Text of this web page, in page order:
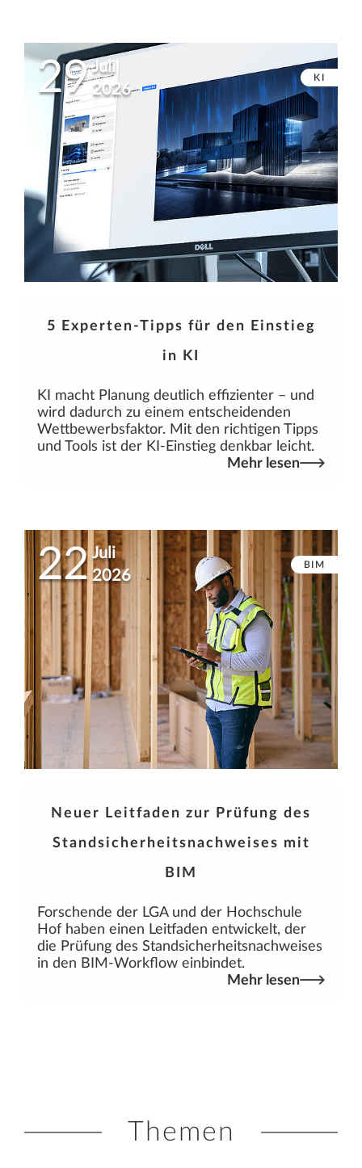
29 Juli
2026
KI
5 Experten-Tipps für den Einstieg
in KI
KI macht Planung deutlich effizienter – und
wird dadurch zu einem entscheidenden
Wettbewerbsfaktor. Mit den richtigen Tipps
und Tools ist der KI-Einstieg denkbar leicht.
Mehr lesen
22 Juli
2026
BIM
Neuer Leitfaden zur Prüfung des
Standsicherheitsnachweises mit
BIM
Forschende der LGA und der Hochschule
Hof haben einen Leitfaden entwickelt, der
die Prüfung des Standsicherheitsnachweises
in den BIM-Workflow einbindet.
Mehr lesen
Themen